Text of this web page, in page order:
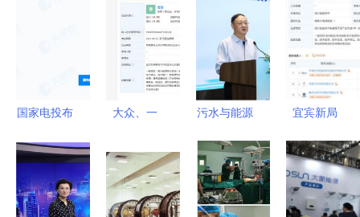
国家电投布
注册资本
1000万成
立新能源公
大众、一
联手，武汉
开迈斯新能
源科技公司
污水与能源
捷伦联合实
验室的双重
使命
宜宾新局
手长安汽
车，共筑动
力电池创新